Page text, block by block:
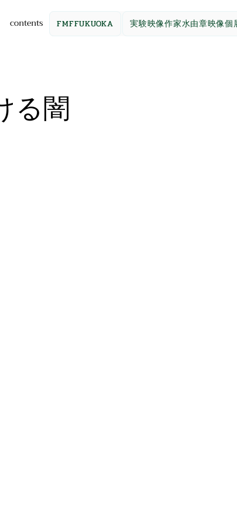
contents FMFFUKUOKA 実験映像作家水由章映像個
る闇